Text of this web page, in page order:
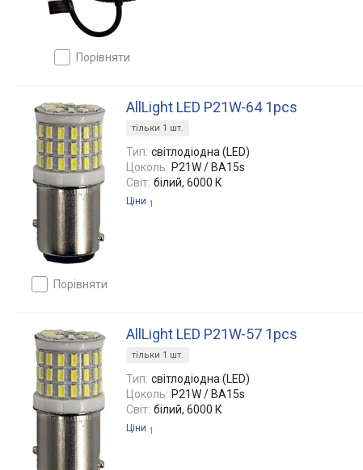
порівняти
порівняти
AllLight LED P21W-64 1pcs
тільки 1 шт.
Тип: світлодіодна (LED)
Цоколь: P21W / BA15s
Світ: білий, 6000 К
Ціни 1
AllLight LED P21W-57 1pcs
тільки 1 шт.
Тип: світлодіодна (LED)
Цоколь: P21W / BA15s
Світ: білий, 6000 К
Ціни 1